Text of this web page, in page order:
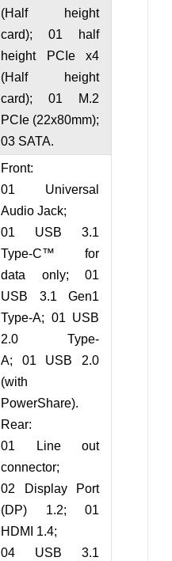
(Half height
card); 01 half
height PCIe x4
(Half height
card); 01 M.2
PCIe (22x80mm);
03 SATA.
Front:
01 Universal
Audio Jack;
01 USB 3.1
Type-C™ for
data only; 01
USB 3.1 Gen1
Type-A; 01 USB
2.0 Type-
A; 01 USB 2.0
(with
PowerShare).
Rear:
01 Line out
connector;
02 Display Port
(DP) 1.2; 01
HDMI 1.4;
04 USB 3.1